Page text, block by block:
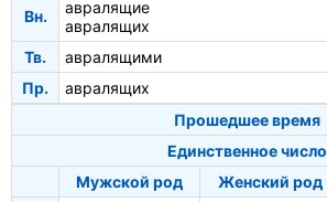
Вн.
авралящие
авралящих
Тв.
авралящими
Пр.
авралящих
Прошедшее время
Единственное число
Мужской род
Женский род